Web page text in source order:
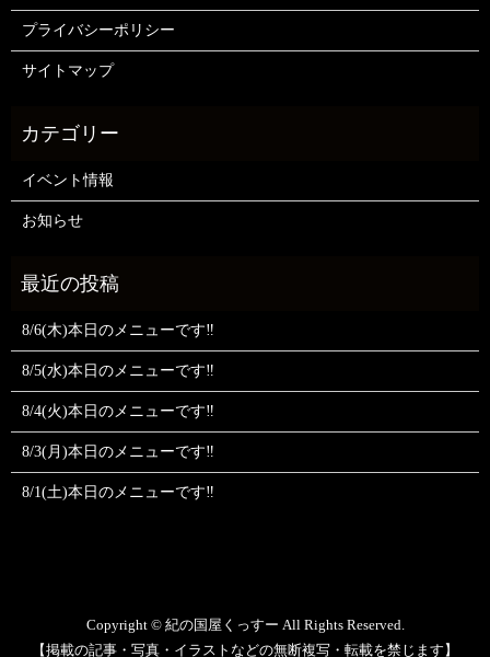
プライバシーポリシー
サイトマップ
イベント情報
お知らせ
8/6(木)本日のメニューです‼️
8/5(水)本日のメニューです‼️
8/4(火)本日のメニューです‼️
8/3(月)本日のメニューです‼️
8/1(土)本日のメニューです‼️
Copyright © 紀の国屋くっすー All Rights Reserved.
【掲載の記事・写真・イラストなどの無断複写・転載を禁じます】